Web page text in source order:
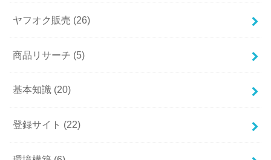
ヤフオク販売 (26)
商品リサーチ (5)
基本知識 (20)
登録サイト (22)